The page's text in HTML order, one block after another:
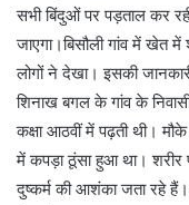
सभी बिंदुओं पर पड़ताल कर
जाएगा।बिसौली गांव में खेत
लोगों ने देखा। इसकी
शिनाख बगल के गांव के
कक्षा आठवीं में पढ़ती थी।
में कपड़ा ठूंसा हुआ था। शरीर
दुष्कर्म की आशंका जता रहे